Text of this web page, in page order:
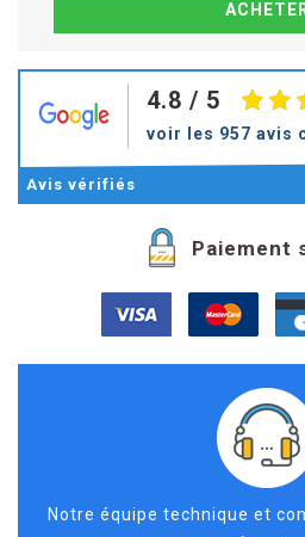
4.8 / 5
voir les 957 avis
Avis vérifiés
Paiement
Notre équipe technique et